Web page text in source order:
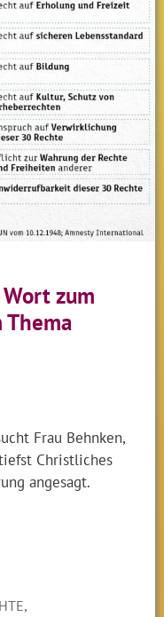
zum
Thema
Frau Behnken,
Christliches
angesagt.
,